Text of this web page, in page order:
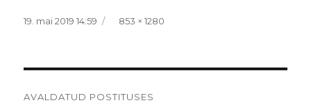
Postitatud
19. mai 2019 14:59 Täissuurus
853 × 1280
AVALDATUD POSTITUSES